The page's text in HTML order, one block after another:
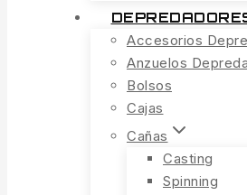
Accesorios
Anzuelos
Bolsos
Cajas
Cañas
Casting
Spinning